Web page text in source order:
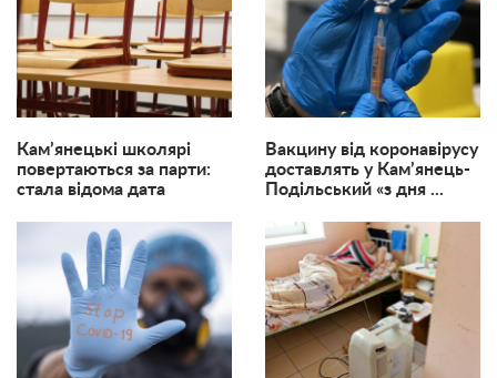
Кам’янецькі школярі
повертаються за парти:
стала відома дата
Вакцину від коронавірусу
доставлять у Кам’янець-
Подільський «з дня ...